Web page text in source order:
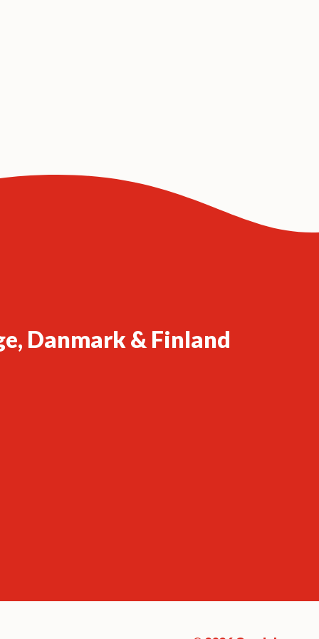
Danmark & Finland